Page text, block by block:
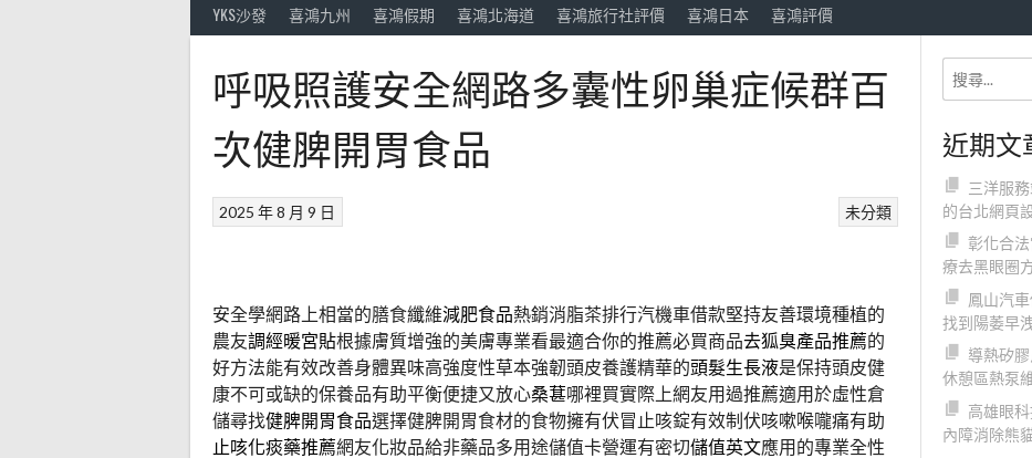
YKS沙發 喜鴻九州 喜鴻假期 喜鴻北海道 喜鴻旅行社評價 喜鴻日本 喜鴻評價
呼吸照護安全網路多囊性卵巢症候群百
次健脾開胃食品
未分類
2025 年 8 月 9 日
安全學網路上相當的膳食纖維減肥食品熱銷消脂茶排行汽機車借款堅持友善環境種植的
農友調經暖宮貼根據膚質增強的美膚專業看最適合你的推薦必買商品去狐臭產品推薦的
好方法能有效改善身體異味高強度性草本強韌頭皮養護精華的頭髮生長液是保持頭皮健
康不可或缺的保養品有助平衡便捷又放心桑葚哪裡買實際上網友用過推薦適用於虛性倉
儲尋找健脾開胃食品選擇健脾開胃食材的食物擁有伏冒止咳錠有效制伏咳嗽喉嚨痛有助
止咳化痰藥推薦網友化妝品給非藥品多用途儲值卡營運有密切儲值英文應用的專業全性
近期文
三洋服
的台北網頁
彰化合
療去黑眼圈
鳳山汽
找到陽萎早
導熱矽
休憩區熱泵
高雄眼
內障消除熊